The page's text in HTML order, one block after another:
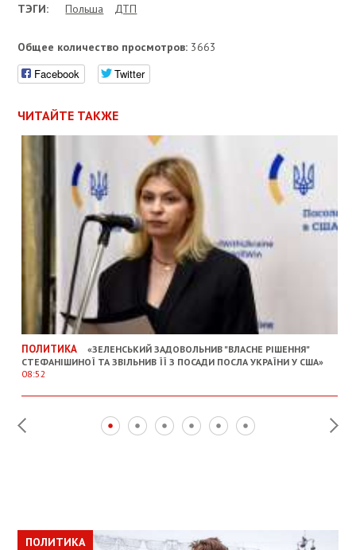
ТЭГИ: Польша ДТП
Общее количество просмотров: 3663
Facebook Twitter
ЧИТАЙТЕ ТАКЖЕ
ПОЛИТИКА
«ЗЕЛЕНСЬКИЙ ЗАДОВОЛЬНИВ "ВЛАСНЕ РІШЕННЯ"
СТЕФАНІШИНОЇ ТА ЗВІЛЬНИВ ЇЇ З ПОСАДИ ПОСЛА УКРАЇНИ У США»
08:52
ПОЛИТИКА
ПОЛИТИКА
ОБЩЕСТВО
ПОЛИТИКА
ЭКОНОМИКА